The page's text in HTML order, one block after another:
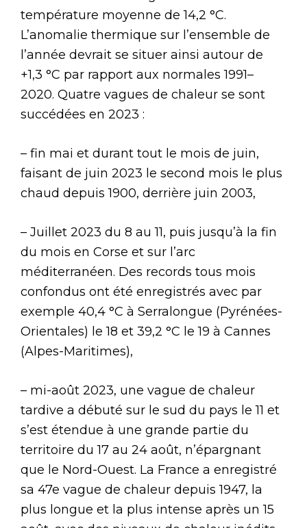
température moyenne de 14,2 °C.
L’anomalie thermique sur l’ensemble de
l’année devrait se situer ainsi autour de
+1,3 °C par rapport aux normales 1991–
2020. Quatre vagues de chaleur se sont
succédées en 2023 :
– fin mai et durant tout le mois de juin,
faisant de juin 2023 le second mois le plus
chaud depuis 1900, derrière juin 2003,
– Juillet 2023 du 8 au 11, puis jusqu’à la fin
du mois en Corse et sur l’arc
méditerranéen. Des records tous mois
confondus ont été enregistrés avec par
exemple 40,4 °C à Serralongue (Pyrénées-
Orientales) le 18 et 39,2 °C le 19 à Cannes
(Alpes-Maritimes),
– mi-août 2023, une vague de chaleur
tardive a débuté sur le sud du pays le 11 et
s’est étendue à une grande partie du
territoire du 17 au 24 août, n’épargnant
que le Nord-Ouest. La France a enregistré
sa 47e vague de chaleur depuis 1947, la
plus longue et la plus intense après un 15